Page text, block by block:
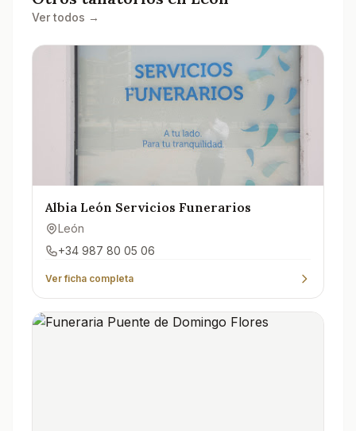
Ver todos →
Albia León Servicios Funerarios
León
+34 987 80 05 06
Ver ficha completa